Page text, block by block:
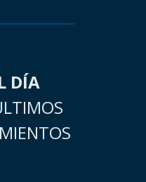
DÍA